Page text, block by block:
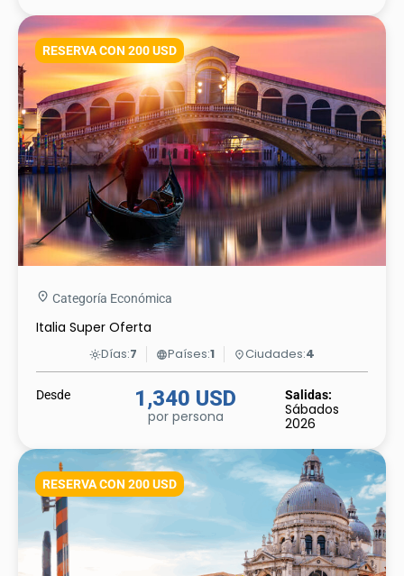
RESERVA CON 200 USD
Categoría Económica
Italia Super Oferta
light_modeDías:7 languagePaíses:1 placeCiudades:4
Desde 1,340 USD
por persona
Salidas:
Sábados
2026
RESERVA CON 200 USD